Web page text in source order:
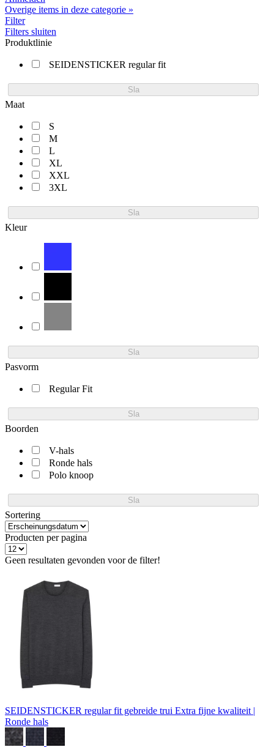
Overige items in deze categorie »
Filter
Filters sluiten
Produktlinie
SEIDENSTICKER regular fit
Sla
Maat
S
M
L
XL
XXL
3XL
Sla
Kleur
Sla
Pasvorm
Regular Fit
Sla
Boorden
V-hals
Ronde hals
Polo knoop
Sla
Sortering
Producten per pagina
Geen resultaten gevonden voor de filter!
SEIDENSTICKER regular fit gebreide trui Extra fijne kwaliteit |
Ronde hals